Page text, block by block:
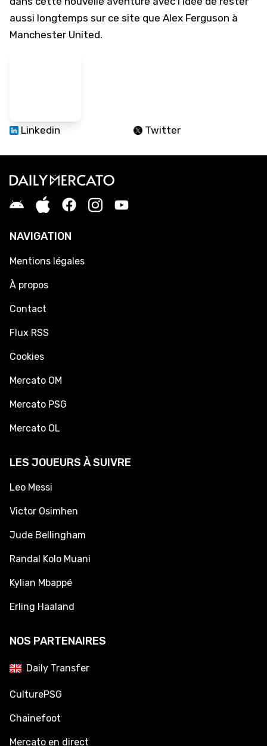
aussi longtemps sur ce site que Alex Ferguson à
Manchester United.
Linkedin Twitter
NAVIGATION
Mentions légales
À propos
Contact
Flux RSS
Cookies
Mercato OM
Mercato PSG
Mercato OL
LES JOUEURS À SUIVRE
Leo Messi
Victor Osimhen
Jude Bellingham
Randal Kolo Muani
Kylian Mbappé
Erling Haaland
NOS PARTENAIRES
Daily Transfer
CulturePSG
Chainefoot
Mercato en direct